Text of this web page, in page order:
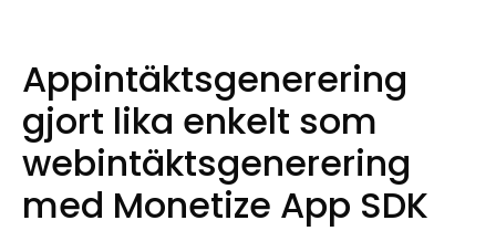
Appintäktsgenerering
gjort lika enkelt som
webintäktsgenerering
med Monetize App SDK